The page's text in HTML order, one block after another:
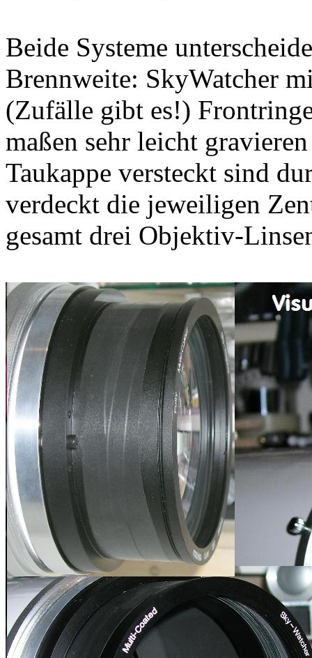
Beide Systeme
Brennweite: SkyWatcher
(Zufälle gibt es!)
maßen sehr leicht
Taukappe versteckt sind
verdeckt die jeweiligen
gesamt drei Objektiv-